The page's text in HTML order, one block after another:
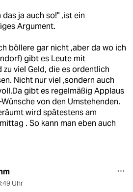
das ja auch so!" ,ist ein
Argument.
böllere gar nicht ,aber da wo ich
gibt es Leute mit
zu viel Geld, die es ordentlich
Nicht nur viel ,sondern auch
gibt es regelmäßig Applaus
von den Umstehenden.
wird spätestens am
. So kann man eben auch
Uhr